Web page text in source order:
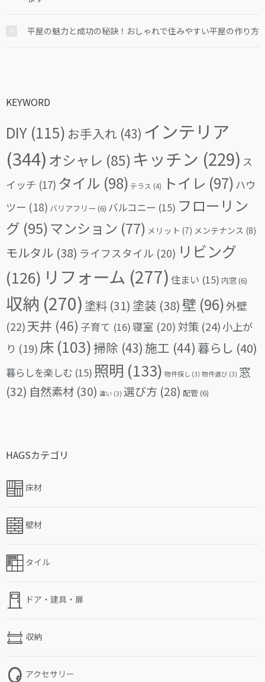
平屋の魅力と成功の秘訣！おしゃれで住みやすい平屋の作り方
KEYWORD
DIY (115) お手入れ (43) インテリア
(344) オシャレ (85) キッチン (229) ス
イッチ (17) タイル (98) テラス (4) トイレ (97) ハウ
ツー (18) バリアフリー (6) バルコニー (15) フローリン
グ (95)マンション (77) メリット (7) メンテナンス (8)
モルタル (38) ライフスタイル (20) リビング
(126) リフォーム (277) 住まい (15) 内窓(6)
収納 (270) 塗料 (31) 塗装 (38) 壁 (96)外壁
(22)天井 (46) 子育て (16)寝室 (20) 対策 (24)小上が
り (19) 床 (103)掃除 (43) 施工 (44) 暮らし (40)
暮らしを楽しむ (15) 照明 (133) 物件探し (3) 物件選び (3) 窓
(32) 自然素材 (30) 違い (3) 選び方 (28) 配管(6)
HAGSカテゴリ
床材
壁材
タイル
ドア・建具・扉
収納
アクセサリー